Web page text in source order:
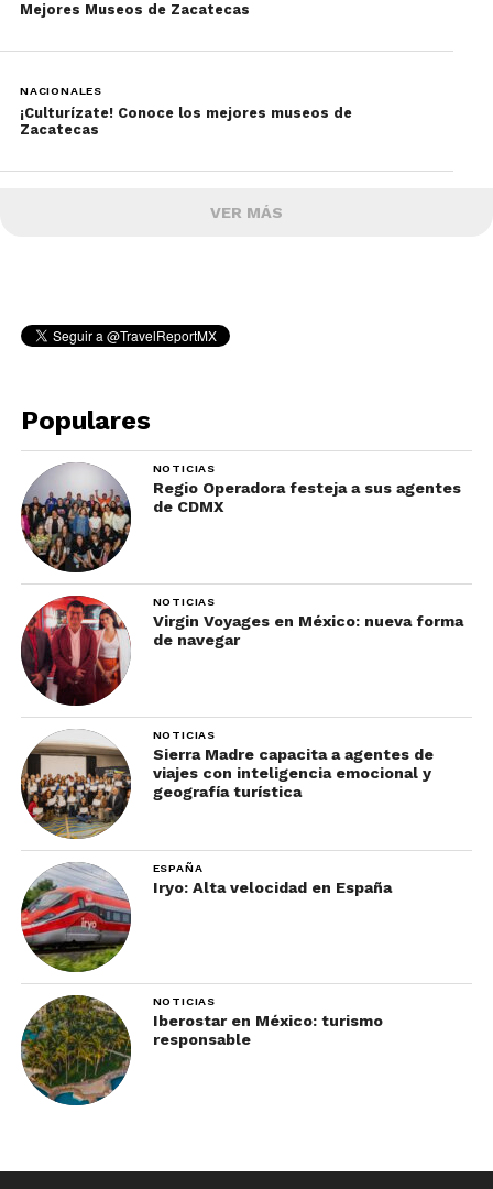
Mejores Museos de Zacatecas
NACIONALES
¡Culturízate! Conoce los mejores museos de
Zacatecas
VER MÁS
Populares
NOTICIAS
Regio Operadora festeja a sus agentes
de CDMX
NOTICIAS
Virgin Voyages en México: nueva forma
de navegar
NOTICIAS
Sierra Madre capacita a agentes de
viajes con inteligencia emocional y
geografía turística
ESPAÑA
Iryo: Alta velocidad en España
NOTICIAS
Iberostar en México: turismo
responsable